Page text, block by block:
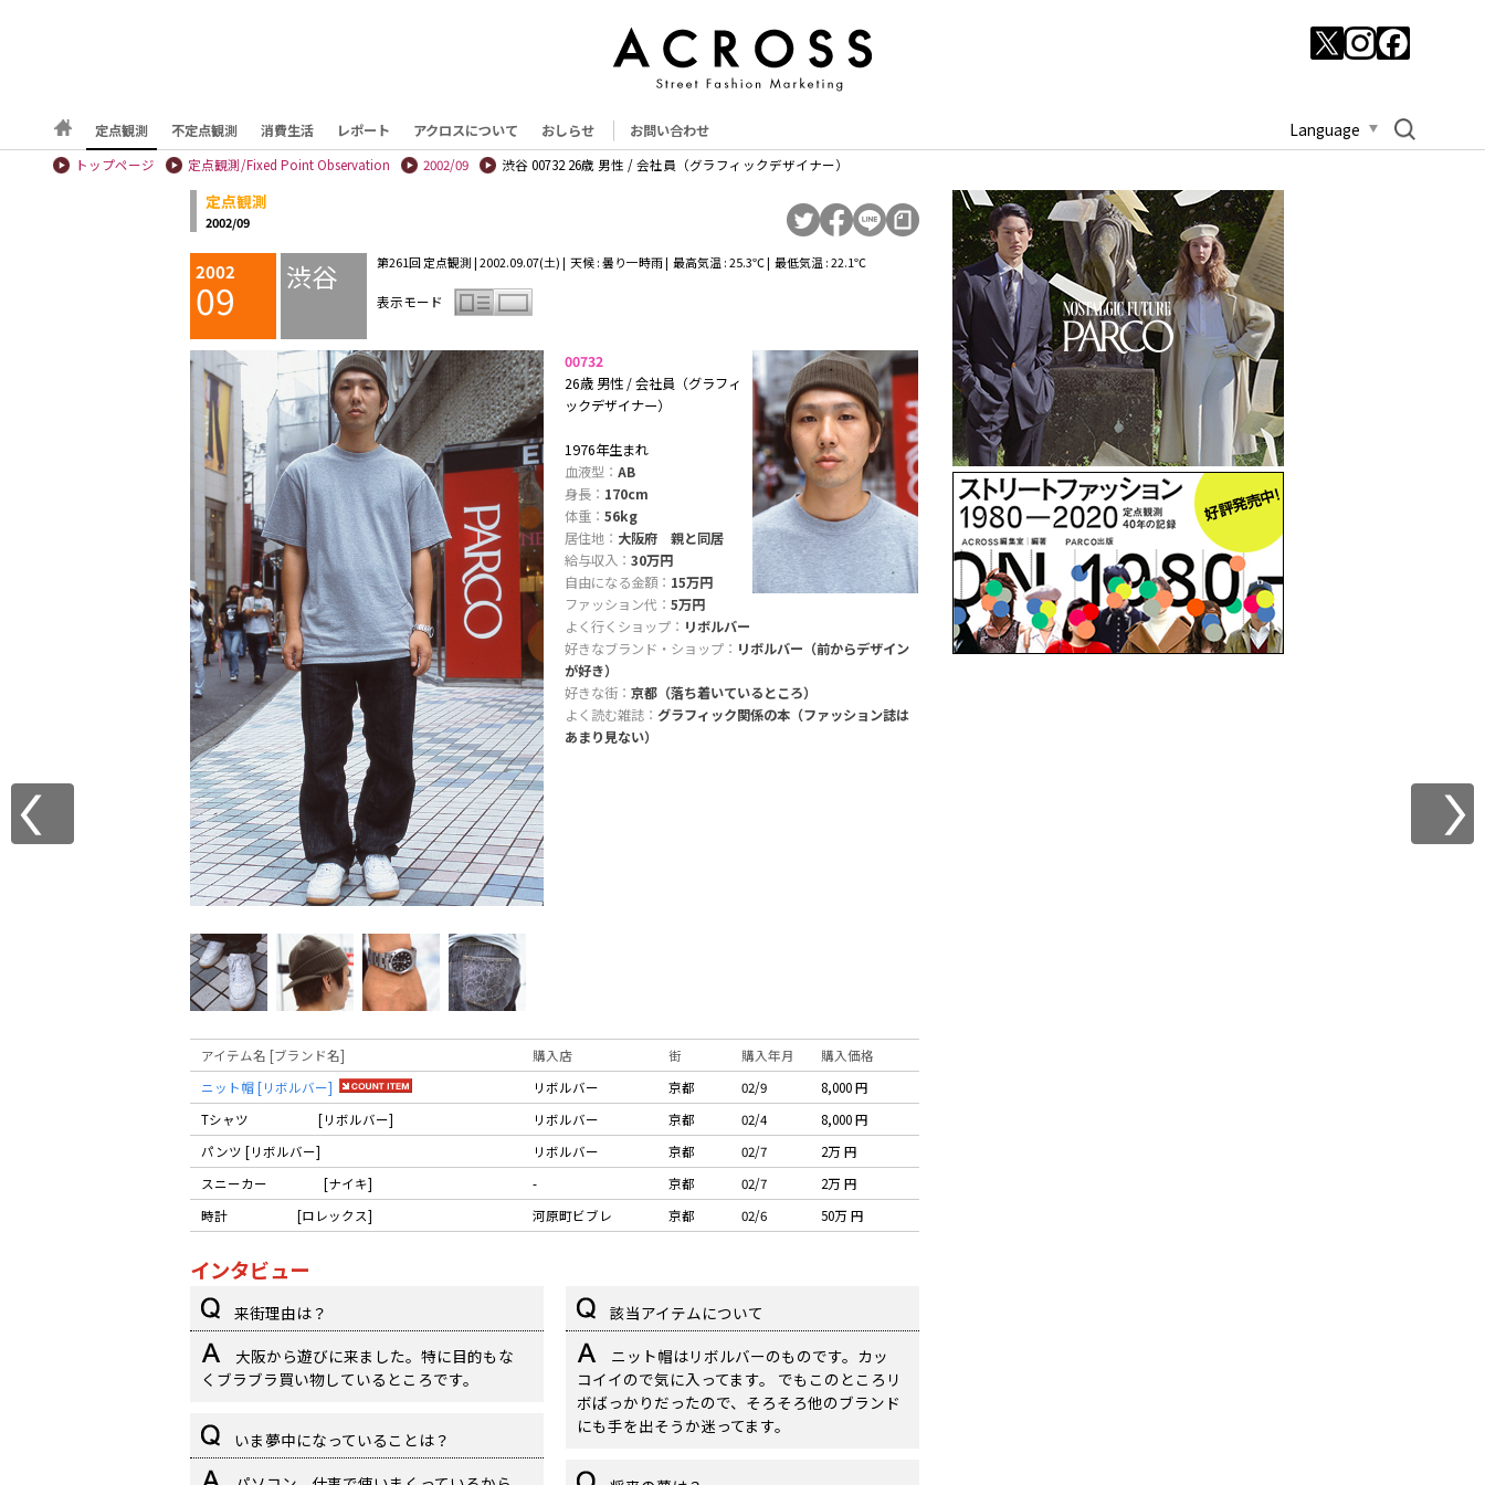
定点観測 不定点観測 消費生活 レポート アクロスについて おしらせ お問い合わせ Language
トップページ 定点観測/Fixed Point Observation 2002/09 渋谷 00732 26歳 男性 / 会社員（グラフィックデザイナー）
定点観測
2002/09
2002
09 渋谷 第261回 定点観測 | 2002.09.07(土) | 天候 : 曇り一時雨 | 最高気温 : 25.3℃ | 最低気温 : 22.1℃
表示モード
00732
26歳 男性 / 会社員（グラフィ
ックデザイナー）
1976年生まれ
血液型： AB
身長： 170cm
体重： 56kg
居住地： 大阪府 親と同居
給与収入： 30万円
自由になる金額： 15万円
ファッション代： 5万円
よく行くショップ： リボルバー
好きなブランド・ショップ： リボルバー（前からデザイン
が好き）
好きな街： 京都（落ち着いているところ）
よく読む雑誌： グラフィック関係の本（ファッション誌は
あまり見ない）
アイテム名 [ブランド名] 購入店 街 購入年月
購入価格
ニット帽 [リボルバー]
リボルバー 京都 02/9
8,000 円
Tシャツ [リボルバー]
リボルバー 京都 02/4
8,000 円
パンツ [リボルバー]
リボルバー 京都 02/7
2万 円
スニーカー [ナイキ]
- 京都 02/7
2万 円
時計 [ロレックス]
河原町ビブレ 京都 02/6 50万 円
インタビュー
来街理由は？
大阪から遊びに来ました。特に目的もな
くブラブラ買い物しているところです。
いま夢中になっていることは？
該当アイテムについて
ニット帽はリボルバーのものです。カッ
コイイので気に入ってます。 でもこのところリ
ボばっかりだったので、そろそろ他のブランド
にも手を出そうか迷ってます。